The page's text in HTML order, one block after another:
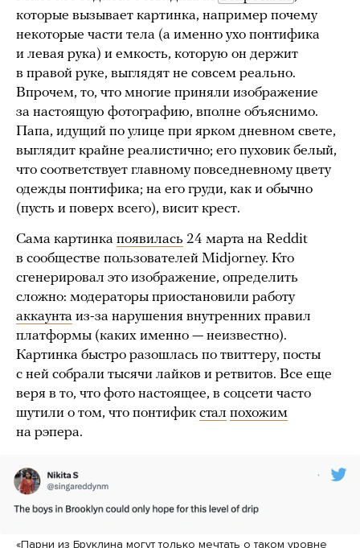
которые вызывает картинка, например почему
некоторые части тела (а именно ухо понтифика
и левая рука) и емкость, которую он держит
в правой руке, выглядят не совсем реально.
Впрочем, то, что многие приняли изображение
за настоящую фотографию, вполне объяснимо.
Папа, идущий по улице при ярком дневном свете,
выглядит крайне реалистично; его пуховик белый,
что соответствует главному повседневному цвету
одежды понтифика; на его груди, как и обычно
(пусть и поверх всего), висит крест.
Сама картинка появилась 24 марта на Reddit
в сообществе пользователей Midjorney. Кто
сгенерировал это изображение, определить
сложно: модераторы приостановили работу
аккаунта из-за нарушения внутренних правил
платформы (каких именно — неизвестно).
Картинка быстро разошлась по твиттеру, посты
с ней собрали тысячи лайков и ретвитов. Все еще
веря в то, что фото настоящее, в соцсети часто
шутили о том, что понтифик стал похожим
на рэпера.
«Парни из Бруклина могут только мечтать о таком уровне